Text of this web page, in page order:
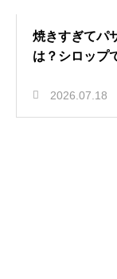
焼きすぎてパ
は？シロップ
2026.07.18